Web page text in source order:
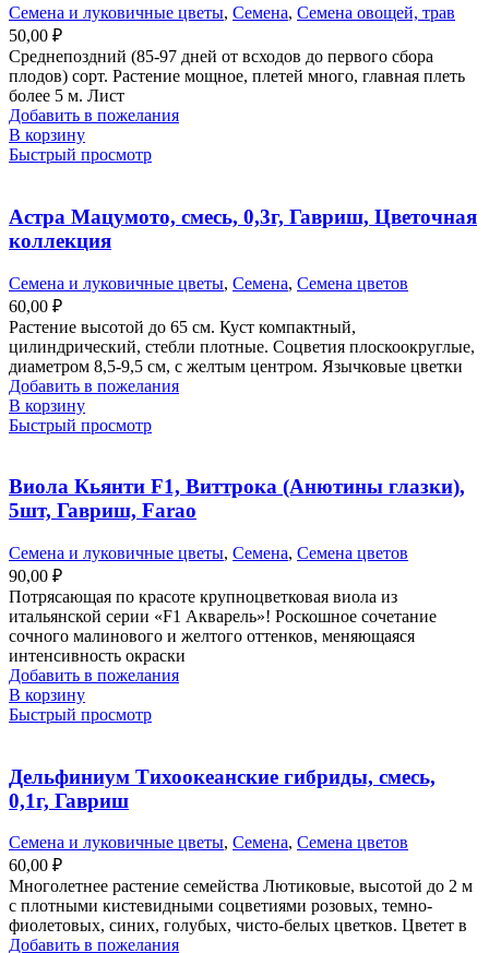
Семена и луковичные цветы, Семена, Семена овощей, трав
50,00 ₽
Среднепоздний (85-97 дней от всходов до первого сбора
плодов) сорт. Растение мощное, плетей много, главная плеть
более 5 м. Лист
Добавить в пожелания
В корзину
Быстрый просмотр
Астра Мацумото, смесь, 0,3г, Гавриш, Цветочная
коллекция
Семена и луковичные цветы, Семена, Семена цветов
60,00 ₽
Растение высотой до 65 см. Куст компактный,
цилиндрический, стебли плотные. Соцветия плоскоокруглые,
диаметром 8,5-9,5 см, с желтым центром. Язычковые цветки
Добавить в пожелания
В корзину
Быстрый просмотр
Виола Кьянти F1, Виттрока (Анютины глазки),
5шт, Гавриш, Farao
Семена и луковичные цветы, Семена, Семена цветов
90,00 ₽
Потрясающая по красоте крупноцветковая виола из
итальянской серии «F1 Акварель»! Роскошное сочетание
сочного малинового и желтого оттенков, меняющаяся
интенсивность окраски
Добавить в пожелания
В корзину
Быстрый просмотр
Дельфиниум Тихоокеанские гибриды, смесь,
0,1г, Гавриш
Семена и луковичные цветы, Семена, Семена цветов
60,00 ₽
Многолетнее растение семейства Лютиковые, высотой до 2 м
с плотными кистевидными соцветиями розовых, темно-
фиолетовых, синих, голубых, чисто-белых цветков. Цветет в
Добавить в пожелания